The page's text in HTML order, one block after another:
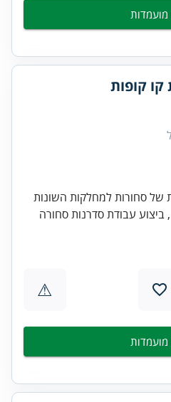
קופות
ביצוע עבודת סדרנות סחורה
⚠